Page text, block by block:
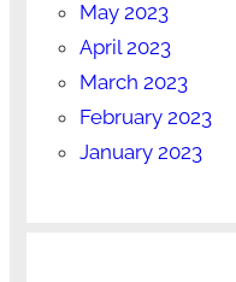
May 2023
April 2023
March 2023
February 2023
January 2023